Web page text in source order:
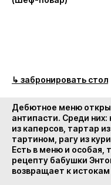
↳ забронировать стол
Дебютное меню
антипасти. Среди них:
из каперсов, тартар
тартином, рагу из
Есть в меню и особая,
рецепту бабушки
возвращает к